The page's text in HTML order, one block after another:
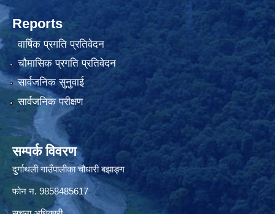
Reports
वार्षिक प्रगति प्रतिवेदन
चौमासिक प्रगति प्रतिवेदन
सार्वजनिक सुनुवाई
सार्वजनिक परीक्षण
सम्पर्क विवरण
दुर्गाथली गाउँपालीका चौधारी बझाङ्ग
फोन न.‌ 9858485617